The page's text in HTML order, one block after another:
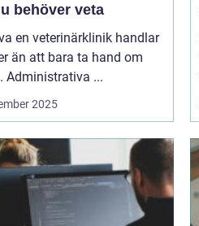
behöver veta
en veterinärklinik handlar
än att bara ta hand om
Administrativa ...
2025